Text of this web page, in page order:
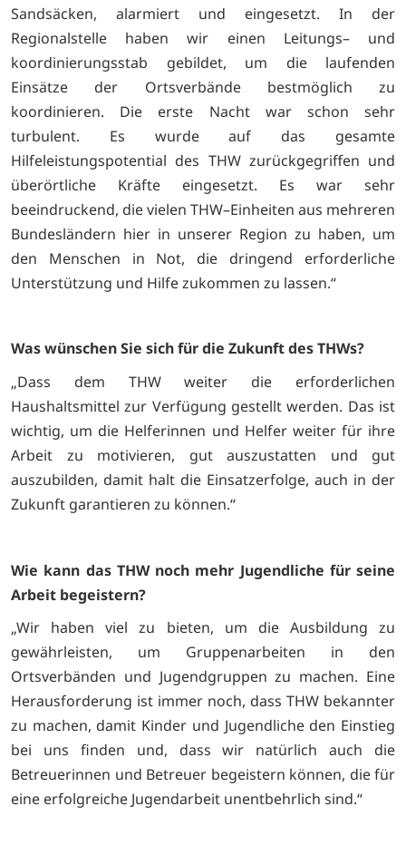
Sandsäcken, alarmiert und eingesetzt. In der
Regionalstelle haben wir einen Leitungs– und
koordinierungsstab gebildet, um die laufenden
Einsätze der Ortsverbände bestmöglich zu
koordinieren. Die erste Nacht war schon sehr
turbulent. Es wurde auf das gesamte
Hilfeleistungspotential des THW zurückgegriffen und
überörtliche Kräfte eingesetzt. Es war sehr
beeindruckend, die vielen THW–Einheiten aus mehreren
Bundesländern hier in unserer Region zu haben, um
den Menschen in Not, die dringend erforderliche
Unterstützung und Hilfe zukommen zu lassen.“
Was wünschen Sie sich für die Zukunft des THWs?
„Dass dem THW weiter die erforderlichen
Haushaltsmittel zur Verfügung gestellt werden. Das ist
wichtig, um die Helferinnen und Helfer weiter für ihre
Arbeit zu motivieren, gut auszustatten und gut
auszubilden, damit halt die Einsatzerfolge, auch in der
Zukunft garantieren zu können.“
Wie kann das THW noch mehr Jugendliche für seine
Arbeit begeistern?
„Wir haben viel zu bieten, um die Ausbildung zu
gewährleisten, um Gruppenarbeiten in den
Ortsverbänden und Jugendgruppen zu machen. Eine
Herausforderung ist immer noch, dass THW bekannter
zu machen, damit Kinder und Jugendliche den Einstieg
bei uns finden und, dass wir natürlich auch die
Betreuerinnen und Betreuer begeistern können, die für
eine erfolgreiche Jugendarbeit unentbehrlich sind.“